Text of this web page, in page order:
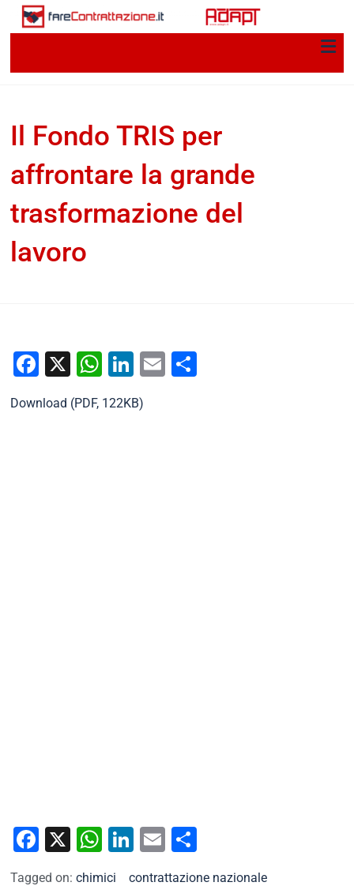
Il Fondo TRIS per
affrontare la grande
trasformazione del
lavoro
Facebook
X WhatsApp
LinkedIn
Email
Download (PDF, 122KB)
Facebook
X WhatsApp
LinkedIn
Email
Tagged on:chimici
contrattazione nazionale